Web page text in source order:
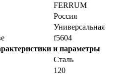
FERRUM
Россия
Универсальная
f5604
и параметры
Сталь
120